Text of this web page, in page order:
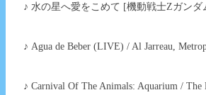
♪ 水の星へ愛をこめて [機動戦士Ζガン
♪ Agua de Beber (LIVE) / Al Jarreau,
♪ Carnival Of The Animals: Aquarium /